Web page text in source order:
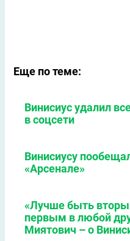
Еще по теме:
Винисиус удалил
в соцсети
Винисиусу
«Арсенале»
«Лучше быть
первым в любой
Миятович – о